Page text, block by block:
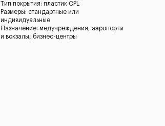
Тип покрытия: пластик CPL
Размеры: стандартные или
индивидуальные
Назначение: медучреждения, аэропорты
и вокзалы, бизнес-центры